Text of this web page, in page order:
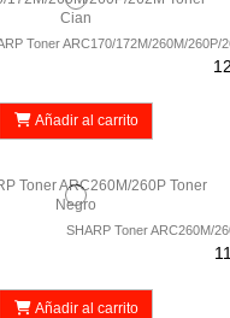
Toner ARC170/172M/260M/260P/
Añadir al carrito
SHARP Toner ARC260M/
Añadir al carrito